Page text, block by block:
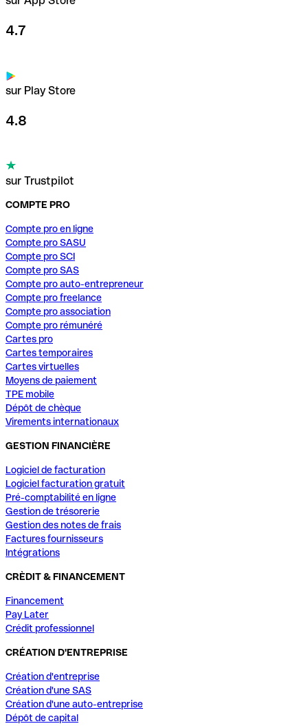
4.7
sur Play Store
4.8
sur Trustpilot
COMPTE PRO
Compte pro en ligne
Compte pro SASU
Compte pro SCI
Compte pro SAS
Compte pro auto-entrepreneur
Compte pro freelance
Compte pro association
Compte pro rémunéré
Cartes pro
Cartes temporaires
Cartes virtuelles
Moyens de paiement
TPE mobile
Dépôt de chèque
Virements internationaux
GESTION FINANCIÈRE
Logiciel de facturation
Logiciel facturation gratuit
Pré-comptabilité en ligne
Gestion de trésorerie
Gestion des notes de frais
Factures fournisseurs
Intégrations
CRÈDIT & FINANCEMENT
Financement
Pay Later
Crédit professionnel
CRÉATION D'ENTREPRISE
Création d'entreprise
Création d'une SAS
Création d'une auto-entreprise
Dépôt de capital